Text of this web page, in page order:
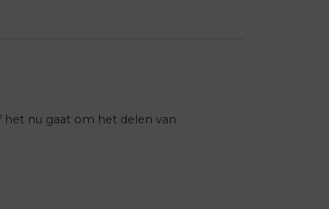
het nu gaat om het delen van